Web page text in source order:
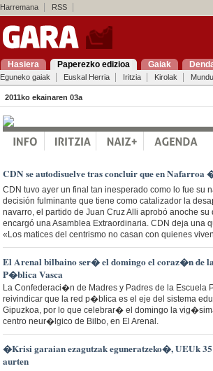
Harremana RSS
Hasiera Paperezko edizioa Gaiak
Eguneko gaiak Euskal Herria Iritzia Kirolak
2011ko ekainaren 03a
CDN se autodisuelve tras concluir que en Nafarroa
CDN tuvo ayer un final tan inesperado como lo fue su
decisión fulminante que tiene como catalizador la
navarro, el partido de Juan Cruz Alli aprobó anoche
encargó una Asamblea Extraordinaria. CDN deja una
«Los matices del centrismo no casan con quienes
El Arenal bilbaino ser� el domingo el coraz�n de
P�blica Vasca
La Confederaci�n de Madres y Padres de la Escuela
reivindicar que la red p�blica es el eje del sistema
Gipuzkoa, por lo que celebrar� el domingo la
centro neur�lgico de Bilbo, en El Arenal.
�Krisi garaian ezagutzak eguneratzeko�, UEUk
aurten